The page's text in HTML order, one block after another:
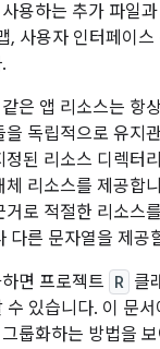
용하는 추가 파일
, 사용자 인터페이
은 앱 리소스는 항
을 독립적으로 유지
된 리소스 디렉터
체 리소스를 제공합
거로 적절한 리소스
다른 문자열을 제공
면 프로젝트 R 클
수 있습니다. 이 문
룹화하는 방법을